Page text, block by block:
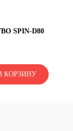
SPIN-D80
КОРЗИНУ
КОРЗИНУ